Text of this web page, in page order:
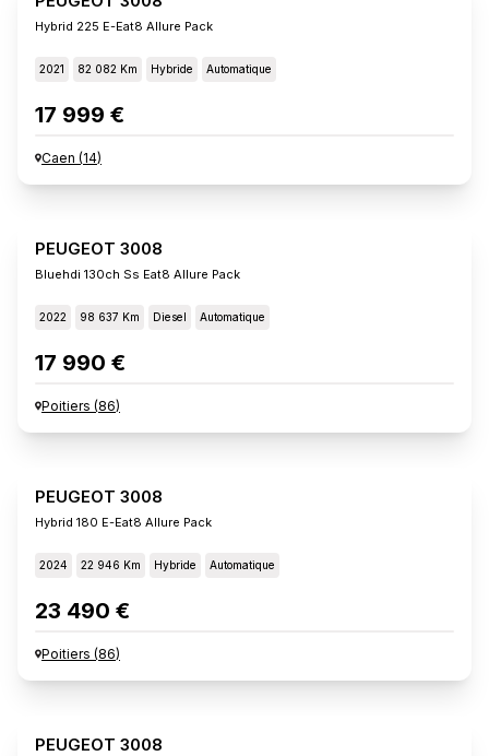
Hybrid 225 E-Eat8 Allure Pack
2021 82 082 Km Hybride Automatique
17 999 €
Caen (14)
PEUGEOT 3008
Bluehdi 130ch Ss Eat8 Allure Pack
2022 98 637 Km Diesel Automatique
17 990 €
Poitiers (86)
PEUGEOT 3008
Hybrid 180 E-Eat8 Allure Pack
2024 22 946 Km Hybride Automatique
23 490 €
Poitiers (86)
PEUGEOT 3008